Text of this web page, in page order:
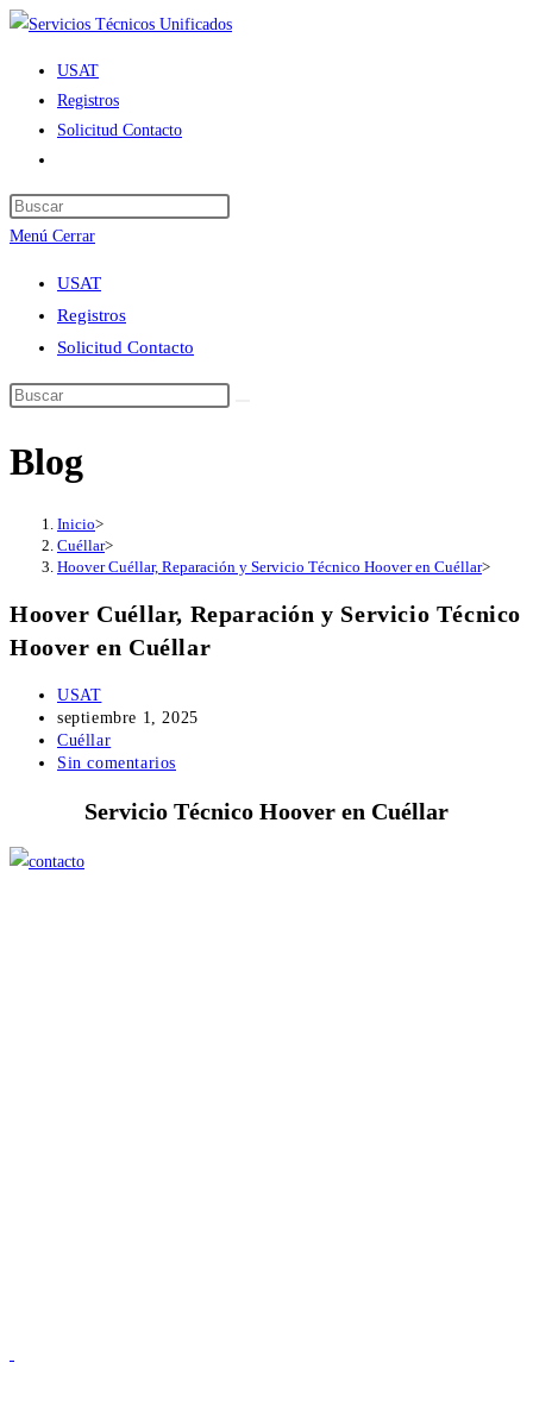
Ir
contenido
USAT
Registros
Solicitud Contacto
de
la
web
Menú Cerrar
USAT
Registros
Solicitud Contacto
Blog
Inicio>
Cuéllar>
Hoover Cuéllar, Reparación y Servicio Técnico Hoover en Cuéllar>
Hoover Cuéllar, Reparación y Servicio Técnico
Hoover en Cuéllar
Autor
de
la
entrada:
USAT
Publicación
de
la
septiembre 1, 2025
Categoría
de
entrada:
Cuéllar
Comentarios
Sin comentarios
Servicio Técnico Hoover en Cuéllar